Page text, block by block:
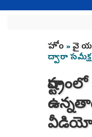
You
హోం »వై
ద్వారా
వీడియో